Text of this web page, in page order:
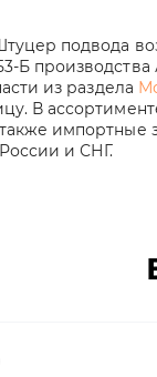
подвода
Б
из раздела
В
импортные
и СНГ.